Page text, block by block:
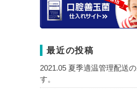
最近の投稿
2021.05 夏季適温管理配送
す。